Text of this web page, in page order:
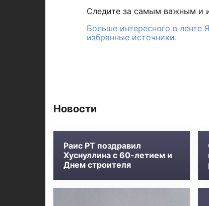
Следите за самым важным и
Больше интересного в ленте
избранные источники.
Новости
Раис РТ поздравил
Хуснуллина с 60-летием и
Днем строителя